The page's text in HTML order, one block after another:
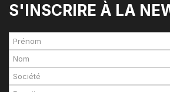
S'INSCRIRE À LA